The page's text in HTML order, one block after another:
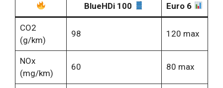
BlueHDi 100
Euro 6
CO2
(g/km)
98 120 max
NOx
(mg/km)
60 80 max